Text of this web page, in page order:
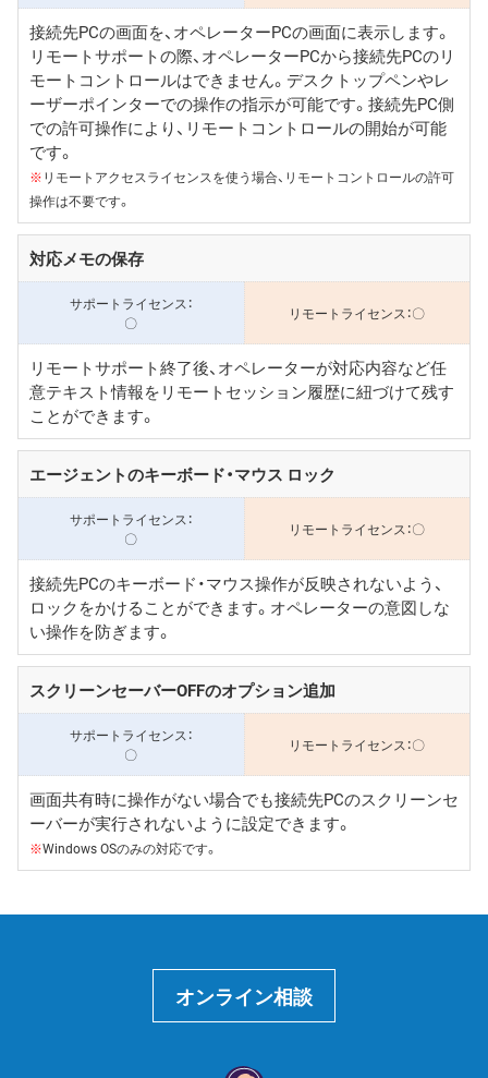
接続先PCの画面を、オペレーターPCの画面に表示します。
リモートサポートの際、オペレーターPCから接続先PCのリ
モートコントロールはできません。デスクトップペンやレ
ーザーポインターでの操作の指示が可能です。接続先PC側
での許可操作により、リモートコントロールの開始が可能
です。
※リモートアクセスライセンスを使う場合、リモートコントロールの許可
操作は不要です。
対応メモの保存
〇 〇
リモートサポート終了後、オペレーターが対応内容など任
意テキスト情報をリモートセッション履歴に紐づけて残す
ことができます。
エージェントのキーボード・マウス ロック
〇 〇
接続先PCのキーボード・マウス操作が反映されないよう、
ロックをかけることができます。オペレーターの意図しな
い操作を防ぎます。
スクリーンセーバーOFFのオプション追加
〇 〇
画面共有時に操作がない場合でも接続先PCのスクリーンセ
ーバーが実行されないように設定できます。
※Windows OSのみの対応です。
オンライン相談